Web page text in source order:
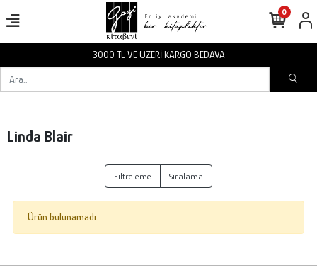
3000 TL VE ÜZERİ KARGO BEDAVA
0
Linda Blair
Filtreleme Sıralama
Ürün bulunamadı.